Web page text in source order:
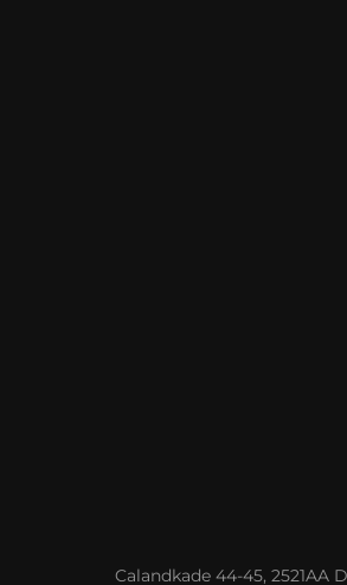
Calandkade 44-45, 2521AA